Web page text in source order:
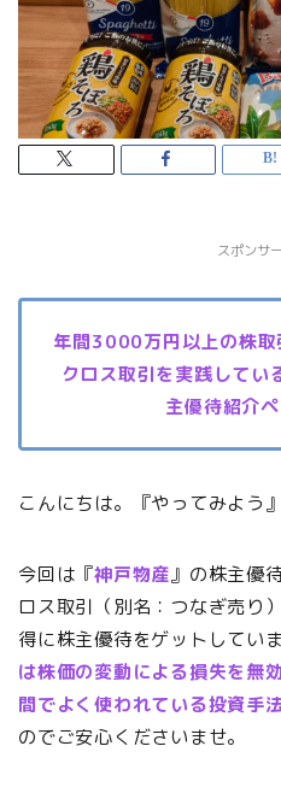
スポンサ
年間3000万円以上の株
クロス取引を実践してい
主優待紹介ペ
こんにちは。『やってみよう』
今回は『神戸物産』の株主優
ロス取引（別名：つなぎ売り
得に株主優待をゲットしてい
は株価の変動による損失を無
間でよく使われている投資手
のでご安心くださいませ。